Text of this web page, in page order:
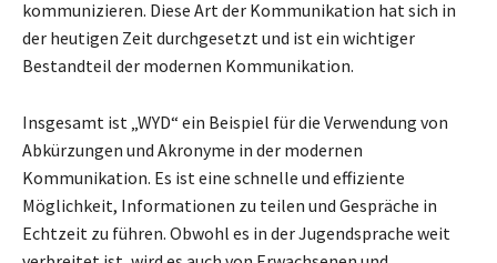
kommunizieren. Diese Art der Kommunikation hat sich in
der heutigen Zeit durchgesetzt und ist ein wichtiger
Bestandteil der modernen Kommunikation.
Insgesamt ist „WYD“ ein Beispiel für die Verwendung von
Abkürzungen und Akronyme in der modernen
Kommunikation. Es ist eine schnelle und effiziente
Möglichkeit, Informationen zu teilen und Gespräche in
Echtzeit zu führen. Obwohl es in der Jugendsprache weit